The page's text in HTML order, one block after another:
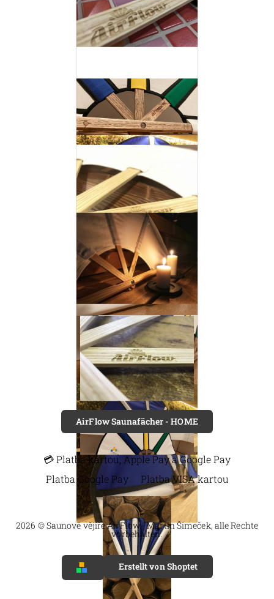
AirFlow Saunafächer - HOME
💳 Platba kartou, Apple Pay a Google Pay
Platba Google Pay
Platba VISA kartou
2026 © Saunové vějíře AirFlow - Martin Šimeček, alle Rechte
vorbehalten.
Erstellt von Shoptet